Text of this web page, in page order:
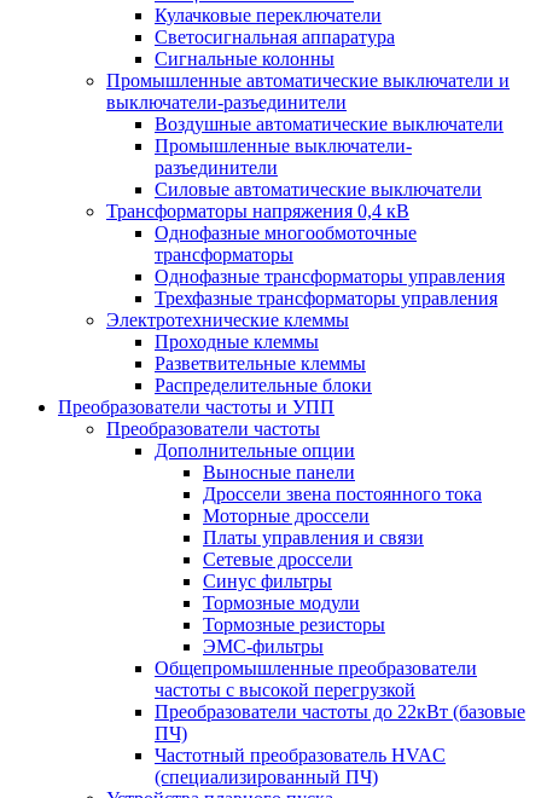
Кулачковые переключатели
Светосигнальная аппаратура
Сигнальные колонны
Промышленные автоматические выключатели и
выключатели-разъединители
Воздушные автоматические выключатели
Промышленные выключатели-
разъединители
Силовые автоматические выключатели
Трансформаторы напряжения 0,4 кВ
Однофазные многообмоточные
трансформаторы
Однофазные трансформаторы управления
Трехфазные трансформаторы управления
Электротехнические клеммы
Проходные клеммы
Разветвительные клеммы
Распределительные блоки
Преобразователи частоты и УПП
Преобразователи частоты
Дополнительные опции
Выносные панели
Дроссели звена постоянного тока
Моторные дроссели
Платы управления и связи
Сетевые дроссели
Синус фильтры
Тормозные модули
Тормозные резисторы
ЭМС-фильтры
Общепромышленные преобразователи
частоты с высокой перегрузкой
Преобразователи частоты до 22кВт (базовые
ПЧ)
Частотный преобразователь HVAC
(специализированный ПЧ)